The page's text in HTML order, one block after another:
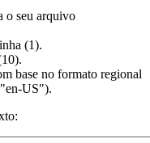
o seu arquivo
(1).
.
base no formato regional
US").